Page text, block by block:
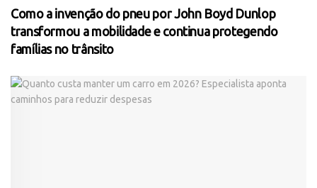
Como a invenção do pneu por John Boyd Dunlop
transformou a mobilidade e continua protegendo
famílias no trânsito